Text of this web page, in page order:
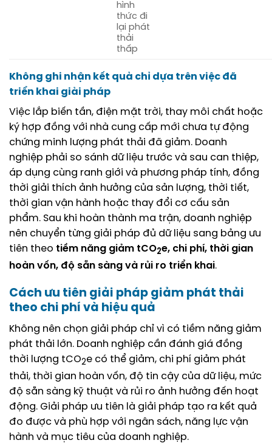
hình
thức đi
lại phát
thải
thấp
Không ghi nhận kết quả chỉ dựa trên việc đã
triển khai giải pháp
Việc lắp biến tần, điện mặt trời, thay môi chất hoặc
ký hợp đồng với nhà cung cấp mới chưa tự động
chứng minh lượng phát thải đã giảm. Doanh
nghiệp phải so sánh dữ liệu trước và sau can thiệp,
áp dụng cùng ranh giới và phương pháp tính, đồng
thời giải thích ảnh hưởng của sản lượng, thời tiết,
thời gian vận hành hoặc thay đổi cơ cấu sản
phẩm. Sau khi hoàn thành ma trận, doanh nghiệp
nên chuyển từng giải pháp đủ dữ liệu sang bảng ưu
tiên theo tiềm năng giảm tCO2e, chi phí, thời gian
hoàn vốn, độ sẵn sàng và rủi ro triển khai.
Cách ưu tiên giải pháp giảm phát thải
theo chi phí và hiệu quả
Không nên chọn giải pháp chỉ vì có tiềm năng giảm
phát thải lớn. Doanh nghiệp cần đánh giá đồng
thời lượng tCO2e có thể giảm, chi phí giảm phát
thải, thời gian hoàn vốn, độ tin cậy của dữ liệu, mức
độ sẵn sàng kỹ thuật và rủi ro ảnh hưởng đến hoạt
động. Giải pháp ưu tiên là giải pháp tạo ra kết quả
đo được và phù hợp với ngân sách, năng lực vận
hành và mục tiêu của doanh nghiệp.